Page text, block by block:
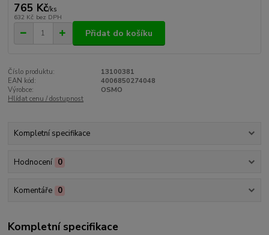
765 Kč/ks
632 Kč bez DPH
Přidat do košíku
Číslo produktu:
13100381
EAN kód:
4006850274048
Výrobce:
OSMO
Hlídat cenu / dostupnost
Kompletní specifikace
Hodnocení 0
Komentáře 0
Kompletní specifikace